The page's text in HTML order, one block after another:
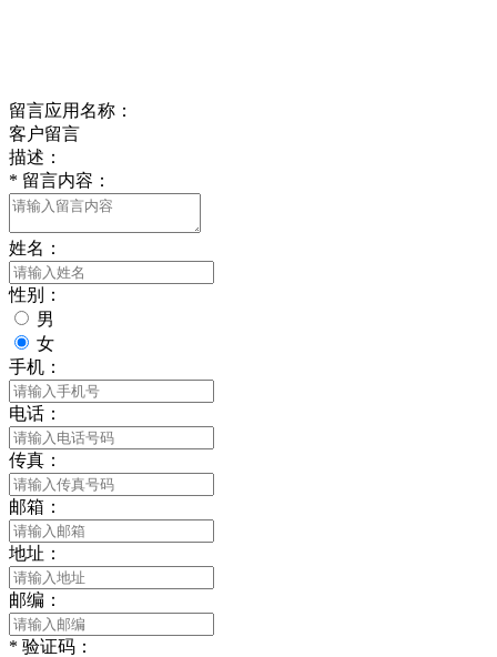
留言应用名称：
客户留言
描述：
* 留言内容：
姓名：
性别：
男
女
手机：
电话：
传真：
邮箱：
地址：
邮编：
* 验证码：